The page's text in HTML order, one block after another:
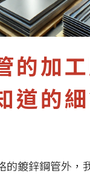
的加工
道的
的鍍鋅鋼管外，